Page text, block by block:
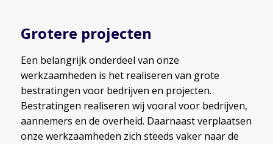
Grotere projecten
Een belangrijk onderdeel van onze
werkzaamheden is het realiseren van grote
bestratingen voor bedrijven en projecten.
Bestratingen realiseren wij vooral voor bedrijven,
aannemers en de overheid. Daarnaast verplaatsen
onze werkzaamheden zich steeds vaker naar de